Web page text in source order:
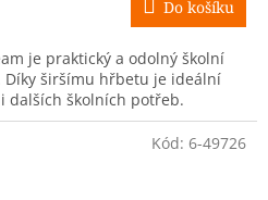
Do košíku
je praktický a odolný školní
Díky širšímu hřbetu je ideální
dalších školních potřeb.
Kód: 6-49726